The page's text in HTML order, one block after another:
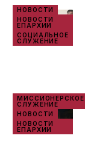
НОВОСТИ
НОВОСТИ
ЕПАРХИИ
СОЦИАЛЬНОЕ
СЛУЖЕНИЕ
МИССИОНЕРСКОЕ
СЛУЖЕНИЕ
НОВОСТИ
НОВОСТИ
ЕПАРХИИ